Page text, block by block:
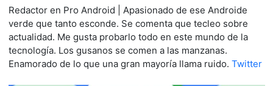
Redactor en Pro Android | Apasionado de ese Androide
verde que tanto esconde. Se comenta que tecleo sobre
actualidad. Me gusta probarlo todo en este mundo de la
tecnología. Los gusanos se comen a las manzanas.
Enamorado de lo que una gran mayoría llama ruido. Twitter